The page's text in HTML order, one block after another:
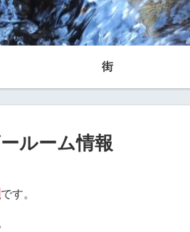
街
ルーム情報
です。